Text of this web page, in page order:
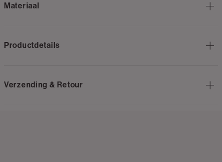
Materiaal
Productdetails
Verzending & Retour